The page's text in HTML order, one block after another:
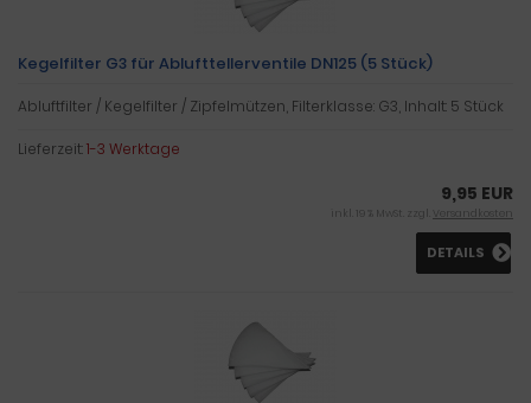
Kegelfilter G3 für Ablufttellerventile DN125 (5 Stück)
Abluftfilter / Kegelfilter / Zipfelmützen, Filterklasse: G3, Inhalt: 5 Stück
Lieferzeit:1-3 Werktage
9,95 EUR
inkl. 19 % MwSt. zzgl. Versandkosten
DETAILS